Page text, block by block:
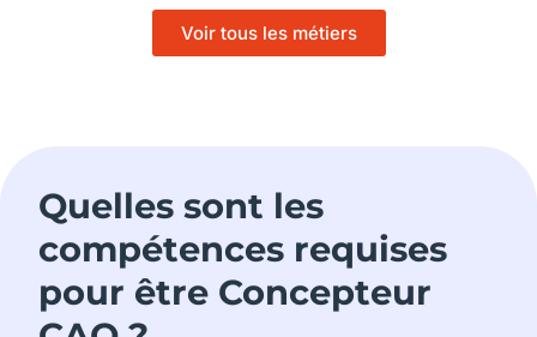
Voir tous les métiers
Quelles sont les
compétences requises
pour être Concepteur